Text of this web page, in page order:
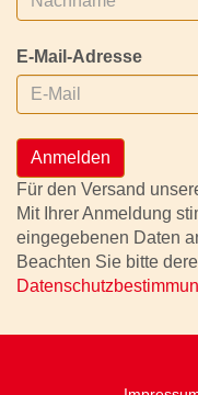
E-Mail-Adresse
Anmelden
Für den Versand
Mit Ihrer Anmeldung
eingegebenen Daten
Beachten Sie bitte